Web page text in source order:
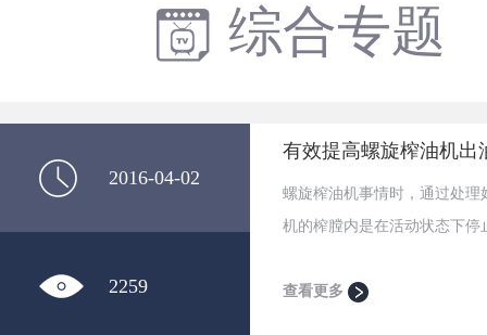
综合专题
2016-04-02
2259
有效提高螺旋榨油机出
螺旋榨油机事情时，通过处
机的榨膛内是在活动状态下
查看更多